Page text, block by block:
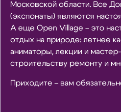
Московской области. Все
(экспонаты) являются
А еще Open Village – это
отдых на природе: летнее
аниматоры, лекции и
строительству ремонту и
Приходите – вам